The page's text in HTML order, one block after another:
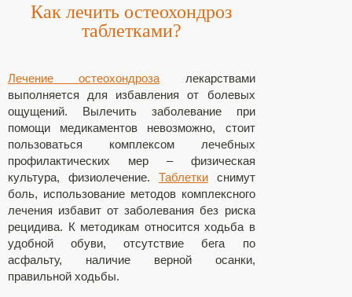
Как лечить остеохондроз
таблетками?
Лечение остеохондроза лекарствами
выполняется для избавления от болевых
ощущений. Вылечить заболевание при
помощи медикаментов невозможно, стоит
пользоваться комплексом лечебных
профилактических мер – физическая
культура, физиолечение. Таблеткиснимут
боль, использование методов комплексного
лечения избавит от заболевания без риска
рецидива. К методикам относится ходьба в
удобной обуви, отсутствие бега по
асфальту, наличие верной осанки,
правильной ходьбы.